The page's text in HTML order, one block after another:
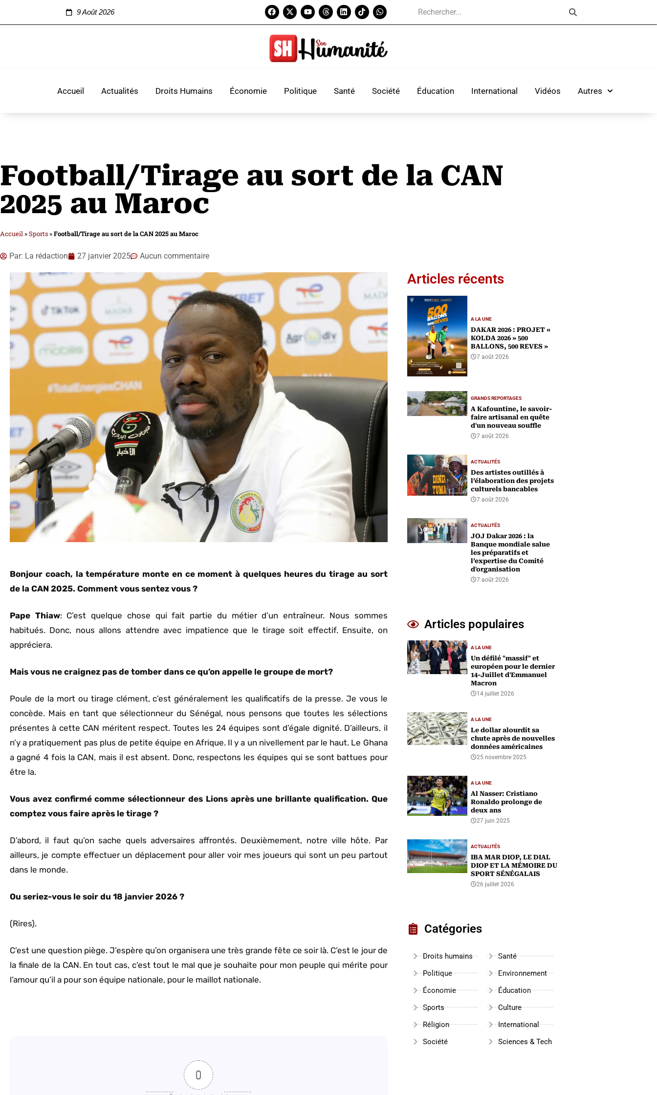
9 Août 2026
Accueil Actualités Droits Humains Économie Politique Santé Société Éducation International Vidéos Autres
Football/Tirage au sort de la CAN
2025 au Maroc
Accueil »Sports »Football/Tirage au sort de la CAN 2025 au Maroc
Par: La rédaction 27 janvier 2025 Aucun commentaire
Bonjour coach, la température monte en ce moment à quelques heures du tirage au sort
de la CAN 2025. Comment vous sentez vous ?
Pape Thiaw: C’est quelque chose qui fait partie du métier d’un entraîneur. Nous sommes
habitués. Donc, nous allons attendre avec impatience que le tirage soit effectif. Ensuite, on
appréciera.
Mais vous ne craignez pas de tomber dans ce qu’on appelle le groupe de mort?
Poule de la mort ou tirage clément, c’est généralement les qualificatifs de la presse. Je vous le
concède. Mais en tant que sélectionneur du Sénégal, nous pensons que toutes les sélections
présentes à cette CAN méritent respect. Toutes les 24 équipes sont d’égale dignité. D’ailleurs, il
n’y a pratiquement pas plus de petite équipe en Afrique. Il y a un nivellement par le haut. Le Ghana
a gagné 4 fois la CAN, mais il est absent. Donc, respectons les équipes qui se sont battues pour
être la.
Vous avez confirmé comme sélectionneur des Lions après une brillante qualification. Que
comptez vous faire après le tirage ?
D’abord, il faut qu’on sache quels adversaires affrontés. Deuxièmement, notre ville hôte. Par
ailleurs, je compte effectuer un déplacement pour aller voir mes joueurs qui sont un peu partout
dans le monde.
Ou seriez-vous le soir du 18 janvier 2026 ?
(Rires).
C’est une question piège. J’espère qu’on organisera une très grande fête ce soir là. C’est le jour de
la finale de la CAN. En tout cas, c’est tout le mal que je souhaite pour mon peuple qui mérite pour
l’amour qu’il a pour son équipe nationale, pour le maillot nationale.
0
Articles récents
A LA UNE
DAKAR 2026 : PROJET «
KOLDA 2026 » 500
BALLONS, 500 REVES »
7 août 2026
GRANDS REPORTAGES
A Kafountine, le savoir-
faire artisanal en quête
d'un nouveau souffle
7 août 2026
ACTUALITÉS
Des artistes outillés à
l’élaboration des projets
culturels bancables
7 août 2026
ACTUALITÉS
‎JOJ Dakar 2026 : la
Banque mondiale salue
les préparatifs et
l’expertise du Comité
d'organisation
7 août 2026
Articles populaires
A LA UNE
Un défilé "massif" et
européen pour le dernier
14-Juillet d'Emmanuel
Macron
14 juillet 2026
A LA UNE
Le dollar alourdit sa
chute après de nouvelles
données américaines
25 novembre 2025
A LA UNE
Al Nasser: Cristiano
Ronaldo prolonge de
deux ans
27 juin 2025
ACTUALITÉS
IBA MAR DIOP, LE DIAL
DIOP ET LA MÉMOIRE DU
SPORT SÉNÉGALAIS
26 juillet 2026
Catégories
Droits humains
Politique
Économie
Sports
Réligion
Société
Santé
Environnement
Éducation
Culture
International
Sciences & Tech